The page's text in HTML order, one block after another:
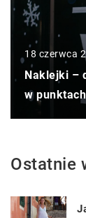
18 czerwca
Naklejki –
w
Ostatnie